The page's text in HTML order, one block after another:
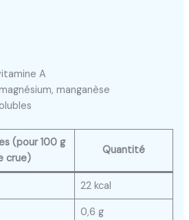
A
manganèse
(pour 100 g
crue)
Quantité
22 kcal
0,6 g